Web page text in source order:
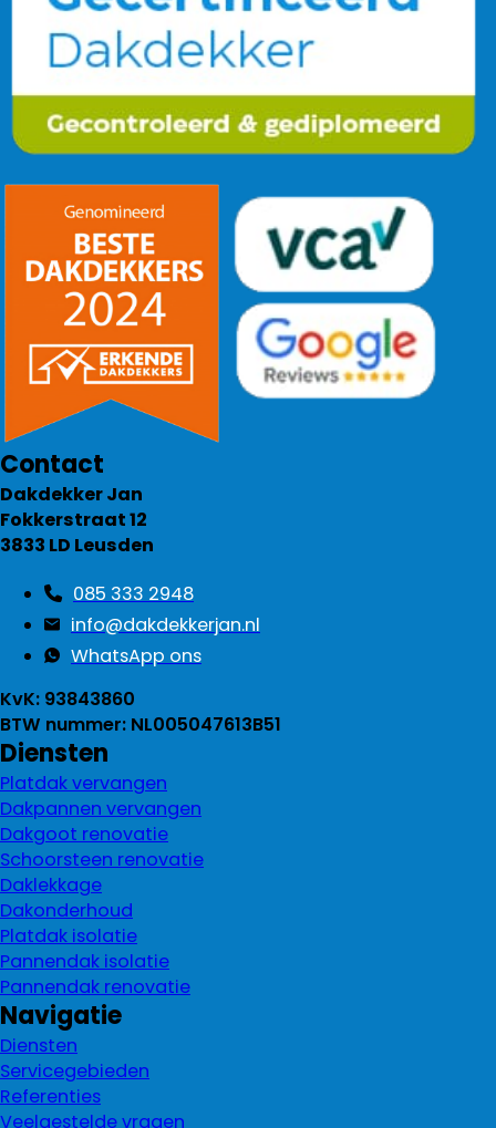
Contact
Dakdekker Jan
Fokkerstraat 12
3833 LD Leusden
085 333 2948
info@dakdekkerjan.nl
WhatsApp ons
KvK: 93843860
BTW nummer: NL005047613B51
Diensten
Platdak vervangen
Dakpannen vervangen
Dakgoot renovatie
Schoorsteen renovatie
Daklekkage
Dakonderhoud
Platdak isolatie
Pannendak isolatie
Pannendak renovatie
Navigatie
Diensten
Servicegebieden
Referenties
Veelgestelde vragen